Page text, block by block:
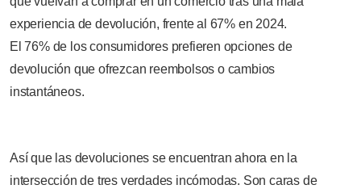
experiencia de devolución, frente al 67% en 2024.
El 76% de los consumidores prefieren opciones de
devolución que ofrezcan reembolsos o cambios
instantáneos.
Así que las devoluciones se encuentran ahora en la
intersección de tres verdades incómodas. Son caras de